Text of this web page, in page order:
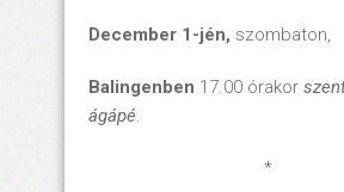
December 1-jén, szombaton,
Balingenben 17.00 órakor
ágápé.
*